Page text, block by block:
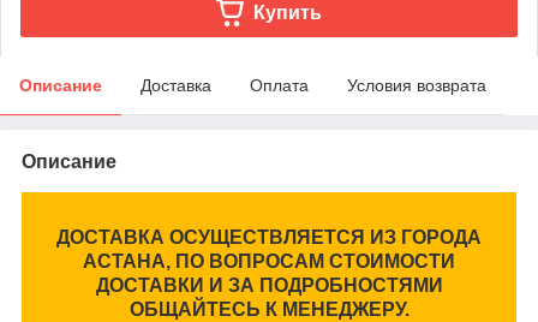
Купить
Описание Доставка Оплата Условия возврата
Описание
ДОСТАВКА ОСУЩЕСТВЛЯЕТСЯ ИЗ ГОРОДА
АСТАНА, ПО ВОПРОСАМ СТОИМОСТИ
ДОСТАВКИ И ЗА ПОДРОБНОСТЯМИ
ОБЩАЙТЕСЬ К МЕНЕДЖЕРУ.